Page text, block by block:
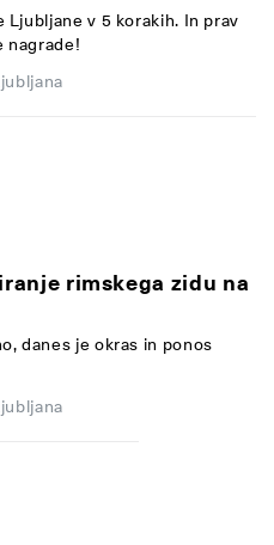
Ljubljane v 5 korakih. In prav
nagrade!
rimskega zidu na
danes je okras in ponos